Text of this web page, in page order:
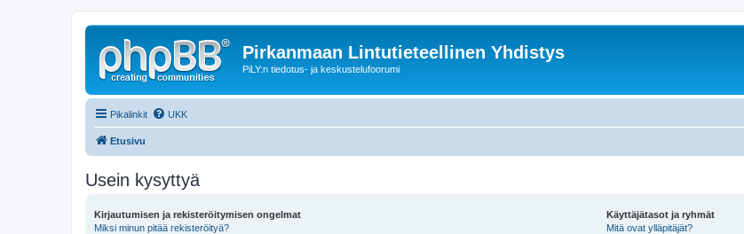
Pirkanmaan Lintutieteellinen Yhdistys
PiLY:n tiedotus- ja keskustelufoorumi
Pikalinkit UKK
Etusivu
Usein kysyttyä
Kirjautumisen ja rekisteröitymisen ongelmat
Miksi minun pitää rekisteröityä?
Käyttäjätasot ja ryhmät
Mitä ovat ylläpitäjät?